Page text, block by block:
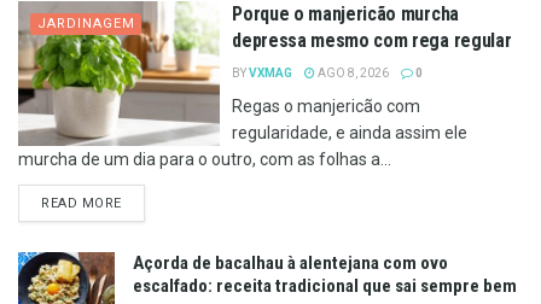
JARDINAGEM
Porque o manjericão murcha
depressa mesmo com rega regular
BYVXMAG AGO 8, 2026 0
Regas o manjericão com
regularidade, e ainda assim ele
murcha de um dia para o outro, com as folhas a...
READ MOREDETAILS
Açorda de bacalhau à alentejana com ovo
escalfado: receita tradicional que sai sempre bem